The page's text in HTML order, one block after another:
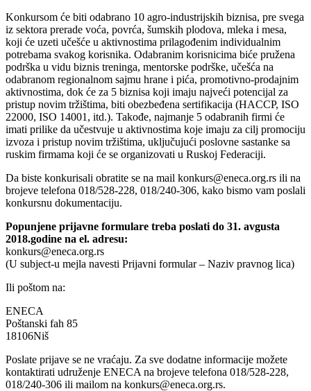
Konkursom će biti odabrano 10 agro-industrijskih biznisa, pre svega
iz sektora prerade voća, povrća, šumskih plodova, mleka i mesa,
koji će uzeti učešće u aktivnostima prilagođenim individualnim
potrebama svakog korisnika. Odabranim korisnicima biće pružena
podrška u vidu biznis treninga, mentorske podrške, učešća na
odabranom regionalnom sajmu hrane i pića, promotivno-prodajnim
aktivnostima, dok će za 5 biznisa koji imaju najveći potencijal za
pristup novim tržištima, biti obezbeđena sertifikacija (HACCP, ISO
22000, ISO 14001, itd.). Takođe, najmanje 5 odabranih firmi će
imati prilike da učestvuje u aktivnostima koje imaju za cilj promociju
izvoza i pristup novim tržištima, uključujući poslovne sastanke sa
ruskim firmama koji će se organizovati u Ruskoj Federaciji.
Da biste konkurisali obratite se na mail konkurs@eneca.org.rs ili na
brojeve telefona 018/528-228, 018/240-306, kako bismo vam poslali
konkursnu dokumentaciju.
Popunjene prijavne formulare treba poslati do 31. avgusta
2018.godine na el. adresu:
konkurs@eneca.org.rs
(U subject-u mejla navesti Prijavni formular – Naziv pravnog lica)
Ili poštom na:
ENECA
Poštanski fah 85
18106Niš
Poslate prijave se ne vraćaju. Za sve dodatne informacije možete
kontaktirati udruženje ENECA na brojeve telefona 018/528-228,
018/240-306 ili mailom na konkurs@eneca.org.rs.